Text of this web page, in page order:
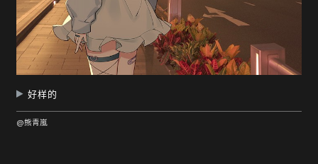
好样的
@熊青嵐